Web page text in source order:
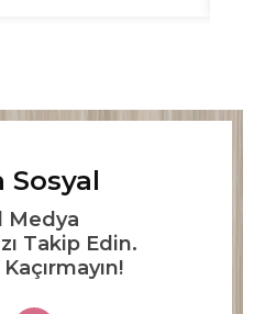
Sosyal
Medya
Takip Edin.